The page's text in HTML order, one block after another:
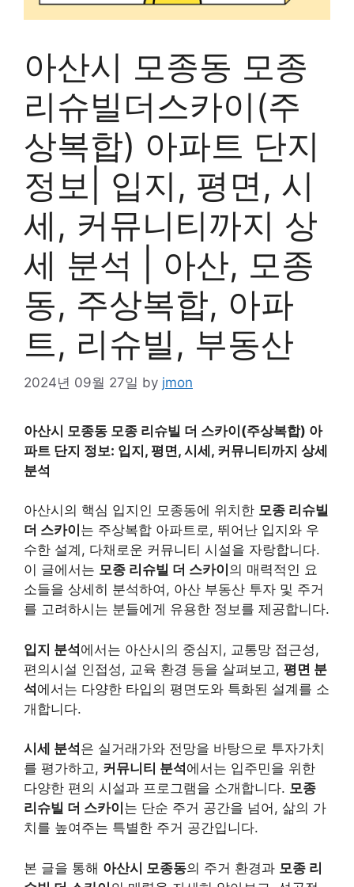
아산시 모종동 모종
리슈빌더스카이(주
상복합) 아파트 단지
정보| 입지, 평면, 시
세, 커뮤니티까지 상
세 분석 | 아산, 모종
동, 주상복합, 아파
트, 리슈빌, 부동산
2024년 09월 27일 by jmon
아산시 모종동 모종 리슈빌 더 스카이(주상복합) 아
파트 단지 정보: 입지, 평면, 시세, 커뮤니티까지 상세
분석
아산시의 핵심 입지인 모종동에 위치한 모종 리슈빌
더 스카이 는 주상복합 아파트로, 뛰어난 입지와 우
수한 설계, 다채로운 커뮤니티 시설을 자랑합니다.
이 글에서는 모종 리슈빌 더 스카이 의 매력적인 요
소들을 상세히 분석하여, 아산 부동산 투자 및 주거
를 고려하시는 분들에게 유용한 정보를 제공합니다.
입지 분석에서는 아산시의 중심지, 교통망 접근성,
편의시설 인접성, 교육 환경 등을 살펴보고, 평면 분
석에서는 다양한 타입의 평면도와 특화된 설계를 소
개합니다.
시세 분석 은 실거래가와 전망을 바탕으로 투자가치
를 평가하고, 커뮤니티 분석 에서는 입주민을 위한
다양한 편의 시설과 프로그램을 소개합니다. 모종
리슈빌 더 스카이 는 단순 주거 공간을 넘어, 삶의 가
치를 높여주는 특별한 주거 공간입니다.
본 글을 통해 아산시 모종동의 주거 환경과 모종 리